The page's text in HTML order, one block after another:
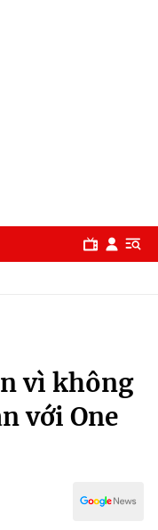
vì không
với One